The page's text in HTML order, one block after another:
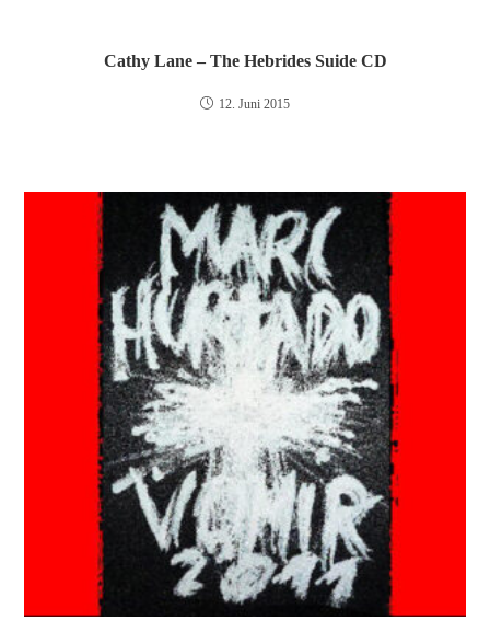
Cathy Lane – The Hebrides Suide CD
12. Juni 2015